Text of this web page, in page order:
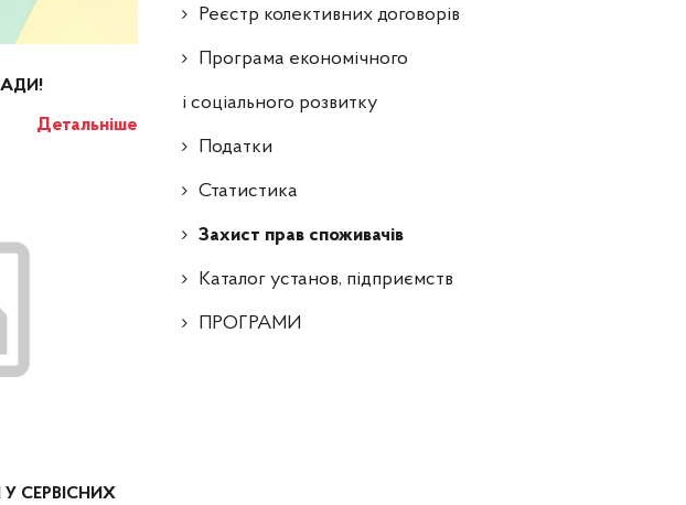
Реєстр колективних договорів
Програма економічного
і соціального розвитку
Податки
Статистика
Захист прав споживачів
Каталог установ, підприємств
ПРОГРАМИ
Детальніше
СЕРВІСНИХ